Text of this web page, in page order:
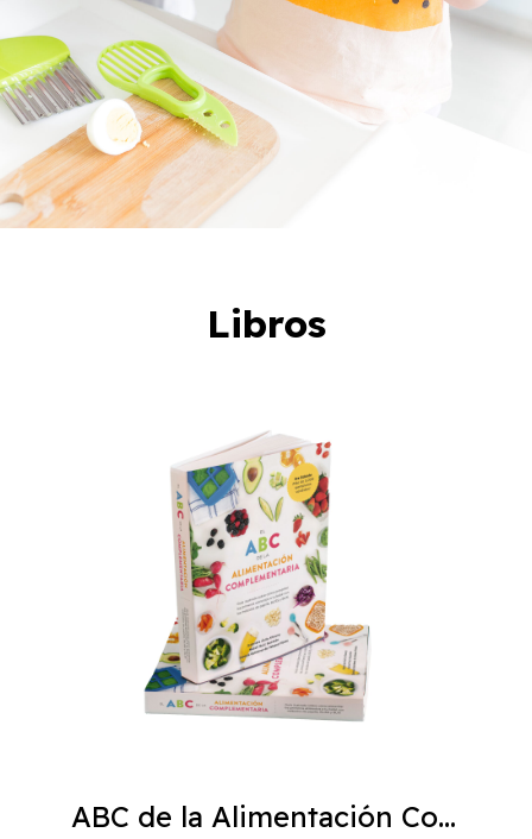
Libros
ABC de la Alimentación Complementaria 4ta edición